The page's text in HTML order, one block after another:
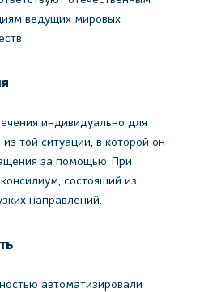
ведущих мировых
индивидуально для
той ситуации, в которой он
за помощью. При
состоящий из
направлений.
автоматизировали